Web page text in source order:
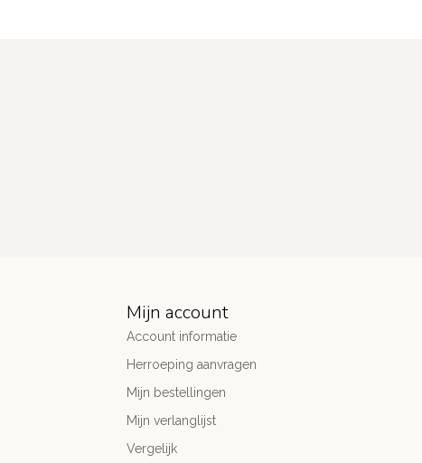
Mijn account
Account informatie
Herroeping aanvragen
Mijn bestellingen
Mijn verlanglijst
Vergelijk